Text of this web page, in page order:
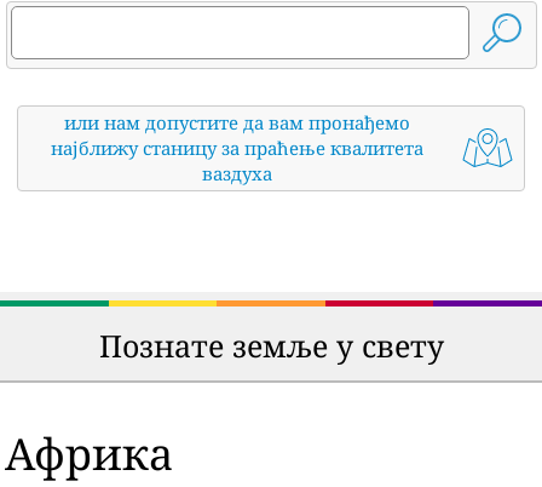
или нам допустите да вам пронађемо
најближу станицу за праћење квалитета
ваздуха
Познате земље у свету
Африка